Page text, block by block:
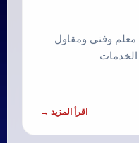
وفني ومقاول
اقرأ المزيد →